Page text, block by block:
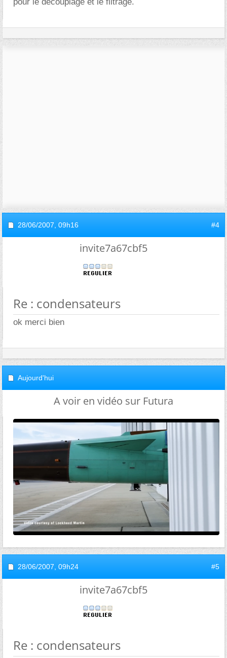
28/06/2007, 09h16 #4
invite7a67cbf5
Re : condensateurs
ok merci bien
Aujourd'hui
A voir en vidéo sur Futura
28/06/2007, 09h24 #5
invite7a67cbf5
Re : condensateurs